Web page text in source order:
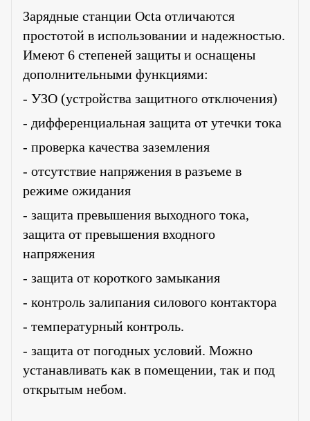
Зарядные станции Octa отличаются
простотой в использовании и надежностью.
Имеют 6 степеней защиты и оснащены
дополнительными функциями:
- УЗО (устройства защитного отключения)
- дифференциальная защита от утечки тока
- проверка качества заземления
- отсутствие напряжения в разъеме в
режиме ожидания
- защита превышения выходного тока,
защита от превышения входного
напряжения
- защита от короткого замыкания
- контроль залипания силового контактора
- температурный контроль.
- защита от погодных условий. Можно
устанавливать как в помещении, так и под
открытым небом.